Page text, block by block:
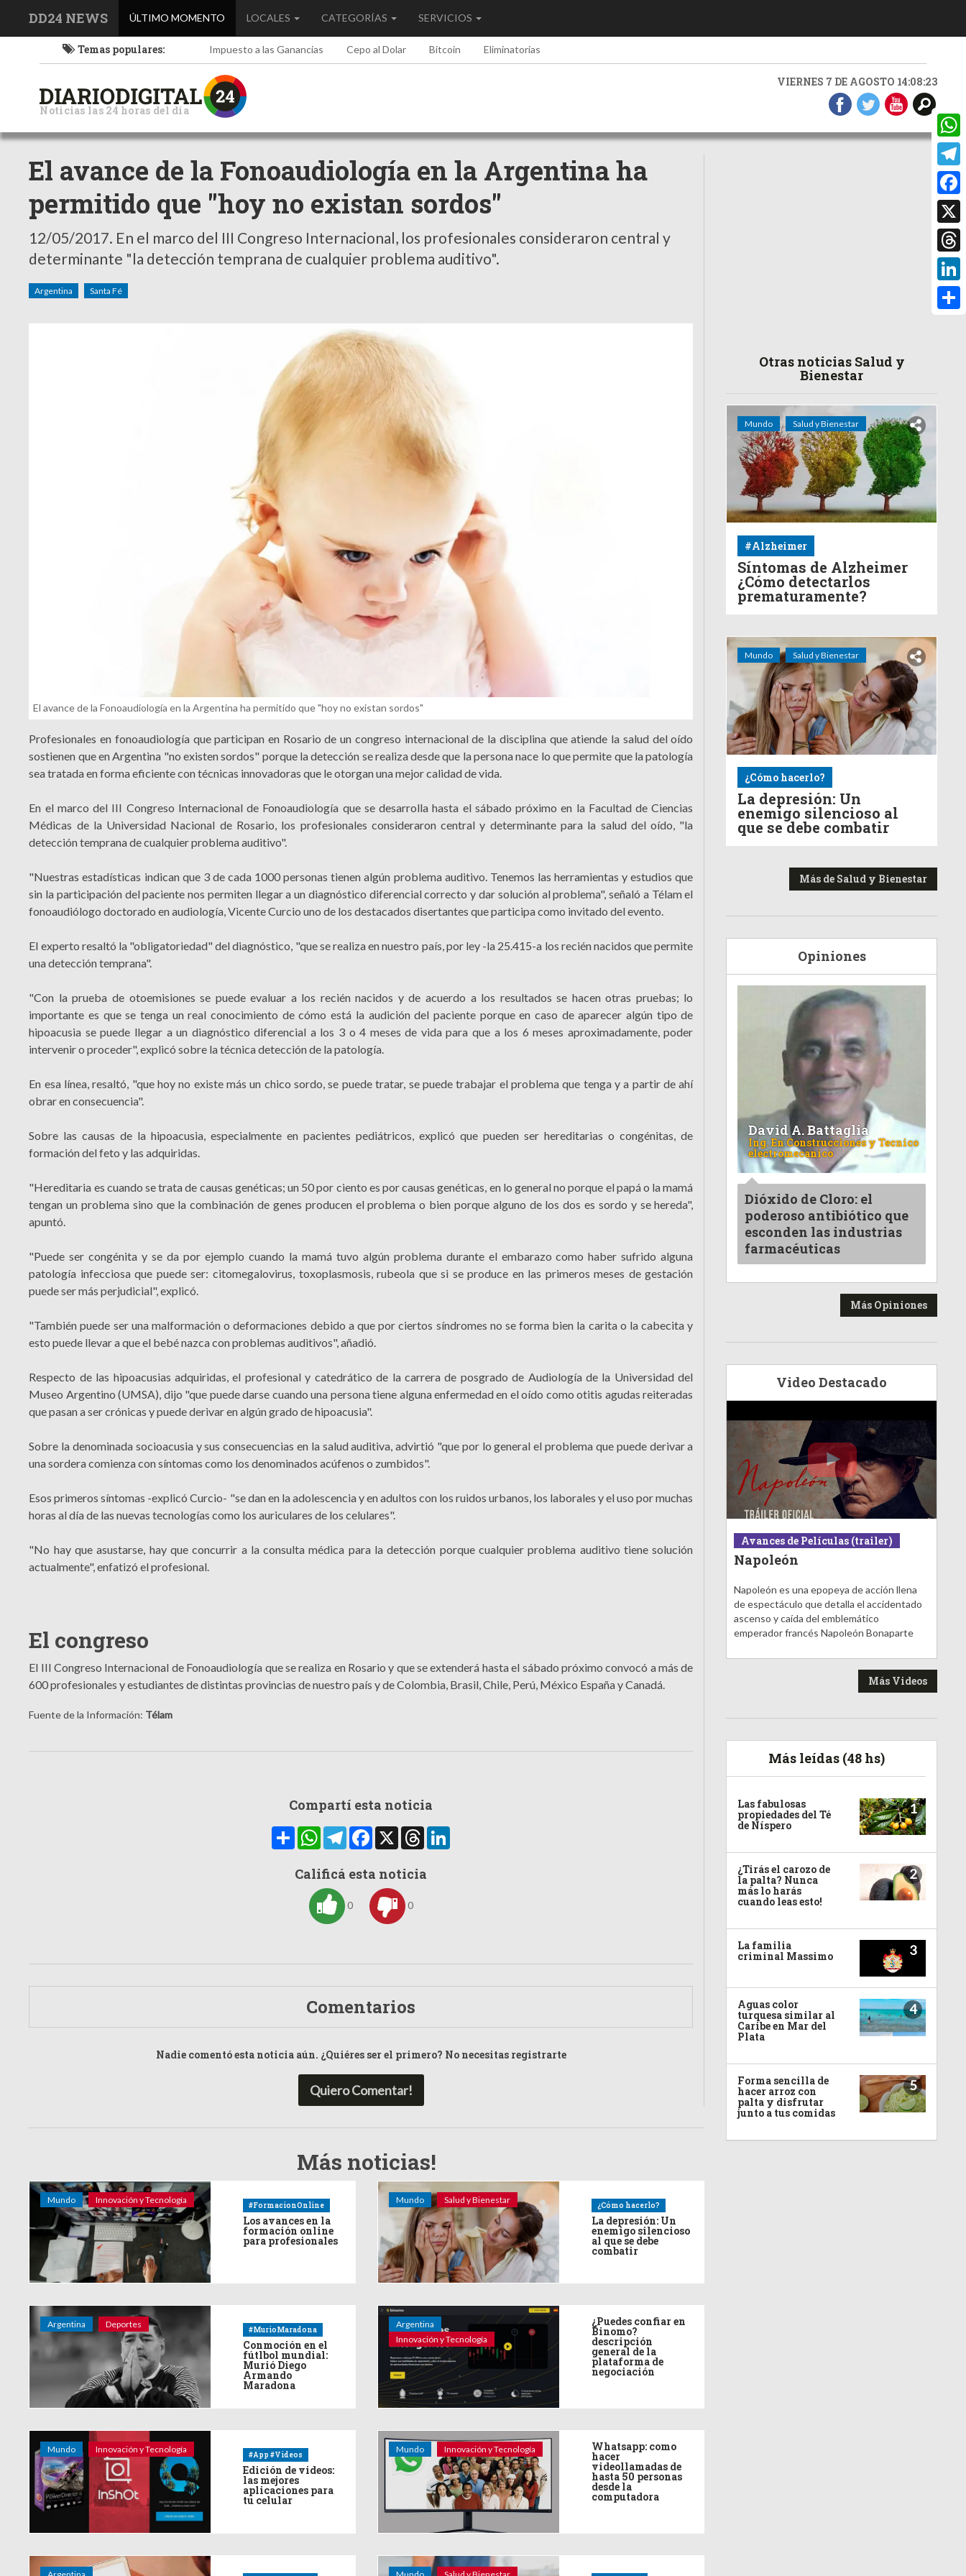
DD24 NEWS ÚLTIMO MOMENTO (current)LOCALES CATEGORÍAS SERVICIOS
Temas populares: Impuesto a las Ganancias Cepo al Dolar Bitcoin Eliminatorias
Noticias las 24 horas del día
VIERNES 7 DE AGOSTO 14:08:24
El avance de la Fonoaudiología en la Argentina ha
permitido que "hoy no existan sordos"
12/05/2017. En el marco del III Congreso Internacional, los profesionales consideraron central y
determinante "la detección temprana de cualquier problema auditivo".
Argentina Santa Fé
El avance de la Fonoaudiología en la Argentina ha permitido que "hoy no existan sordos"
Profesionales en fonoaudiología que participan en Rosario de un congreso internacional de la disciplina que atiende la salud del oído
sostienen que en Argentina "no existen sordos" porque la detección se realiza desde que la persona nace lo que permite que la patología
sea tratada en forma eficiente con técnicas innovadoras que le otorgan una mejor calidad de vida.
En el marco del III Congreso Internacional de Fonoaudiología que se desarrolla hasta el sábado próximo en la Facultad de Ciencias
Médicas de la Universidad Nacional de Rosario, los profesionales consideraron central y determinante para la salud del oído, "la
detección temprana de cualquier problema auditivo".
"Nuestras estadísticas indican que 3 de cada 1000 personas tienen algún problema auditivo. Tenemos las herramientas y estudios que
sin la participación del paciente nos permiten llegar a un diagnóstico diferencial correcto y dar solución al problema", señaló a Télam el
fonoaudiólogo doctorado en audiología, Vicente Curcio uno de los destacados disertantes que participa como invitado del evento.
El experto resaltó la "obligatoriedad" del diagnóstico, "que se realiza en nuestro país, por ley -la 25.415-a los recién nacidos que permite
una detección temprana".
"Con la prueba de otoemisiones se puede evaluar a los recién nacidos y de acuerdo a los resultados se hacen otras pruebas; lo
importante es que se tenga un real conocimiento de cómo está la audición del paciente porque en caso de aparecer algún tipo de
hipoacusia se puede llegar a un diagnóstico diferencial a los 3 o 4 meses de vida para que a los 6 meses aproximadamente, poder
intervenir o proceder", explicó sobre la técnica detección de la patología.
En esa línea, resaltó, "que hoy no existe más un chico sordo, se puede tratar, se puede trabajar el problema que tenga y a partir de ahí
obrar en consecuencia".
Sobre las causas de la hipoacusia, especialmente en pacientes pediátricos, explicó que pueden ser hereditarias o congénitas, de
formación del feto y las adquiridas.
"Hereditaria es cuando se trata de causas genéticas; un 50 por ciento es por causas genéticas, en lo general no porque el papá o la mamá
tengan un problema sino que la combinación de genes producen el problema o bien porque alguno de los dos es sordo y se hereda",
apuntó.
"Puede ser congénita y se da por ejemplo cuando la mamá tuvo algún problema durante el embarazo como haber sufrido alguna
patología infecciosa que puede ser: citomegalovirus, toxoplasmosis, rubeola que si se produce en las primeros meses de gestación
puede ser más perjudicial", explicó.
"También puede ser una malformación o deformaciones debido a que por ciertos síndromes no se forma bien la carita o la cabecita y
esto puede llevar a que el bebé nazca con problemas auditivos", añadió.
Respecto de las hipoacusias adquiridas, el profesional y catedrático de la carrera de posgrado de Audiología de la Universidad del
Museo Argentino (UMSA), dijo "que puede darse cuando una persona tiene alguna enfermedad en el oído como otitis agudas reiteradas
que pasan a ser crónicas y puede derivar en algún grado de hipoacusia".
Sobre la denominada socioacusia y sus consecuencias en la salud auditiva, advirtió "que por lo general el problema que puede derivar a
una sordera comienza con síntomas como los denominados acúfenos o zumbidos".
Esos primeros síntomas -explicó Curcio- "se dan en la adolescencia y en adultos con los ruidos urbanos, los laborales y el uso por muchas
horas al día de las nuevas tecnologías como los auriculares de los celulares".
"No hay que asustarse, hay que concurrir a la consulta médica para la detección porque cualquier problema auditivo tiene solución
actualmente", enfatizó el profesional.
El congreso
El III Congreso Internacional de Fonoaudiología que se realiza en Rosario y que se extenderá hasta el sábado próximo convocó a más de
600 profesionales y estudiantes de distintas provincias de nuestro país y de Colombia, Brasil, Chile, Perú, México España y Canadá.
Fuente de la Información: Télam
Compartí esta noticia
CompartirWhatsAppTelegramFacebook
X Threads
Calificá esta noticia
0 0
Comentarios
Nadie comentó esta noticia aún. ¿Quiéres ser el primero? No necesitas registrarte
Quiero Comentar!
Más noticias!
Mundo Innovación y Tecnología
#FormacionOnline
Los avances en la
formación online
para profesionales
Mundo Salud y Bienestar
¿Cómo hacerlo?
La depresión: Un
enemigo silencioso
al que se debe
combatir
Argentina Deportes
#MurioMaradona
Conmoción en el
fútlbol mundial:
Murió Diego
Armando
Maradona
Argentina
Innovación y Tecnología
¿Puedes confiar en
Binomo?
descripción
general de la
plataforma de
negociación
Mundo Innovación y Tecnología
#App #Videos
Edición de videos:
las mejores
aplicaciones para
tu celular
Mundo Innovación y Tecnología Whatsapp: como
hacer
videollamadas de
hasta 50 personas
desde la
computadora
Otras noticias Salud y
Bienestar
Mundo Salud y Bienestar
#Alzheimer
Síntomas de Alzheimer
¿Cómo detectarlos
prematuramente?
Mundo Salud y Bienestar
¿Cómo hacerlo?
La depresión: Un
enemigo silencioso al
que se debe combatir
Más de Salud y Bienestar
Opiniones
David A. Battaglia
Ing. En Construcciones y Tecnico
electromecanico
Dióxido de Cloro: el
poderoso antibiótico que
esconden las industrias
farmacéuticas
Más Opiniones
Video Destacado
Avances de Películas (trailer)
Napoleón
Napoleón es una epopeya de acción llena
de espectáculo que detalla el accidentado
ascenso y caída del emblemático
emperador francés Napoleón Bonaparte
Más Videos
Más leídas (48 hs)
Las fabulosas
propiedades del Té
de Níspero
1
¿Tirás el carozo de
la palta? Nunca
más lo harás
cuando leas esto!
2
La familia
criminal Massimo 3
Aguas color
turquesa similar al
Caribe en Mar del
Plata
4
Forma sencilla de
hacer arroz con
palta y disfrutar
junto a tus comidas
5
X